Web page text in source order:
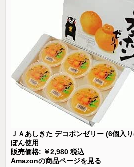
ＪＡあしきた デコポンゼリー (6個入
ぽん使用
販売価格: ￥2,980 税込
Amazonの商品ページを見る